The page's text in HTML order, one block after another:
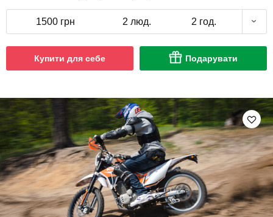
1500 грн 2 люд. 2 год.
Купити для себе Подарувати